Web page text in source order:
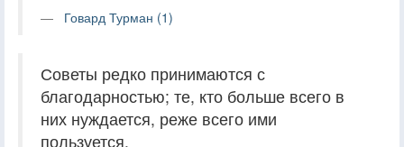
Говард Турман (1)
Советы редко принимаются с
благодарностью; те, кто больше всего в
них нуждается, реже всего ими
пользуется.